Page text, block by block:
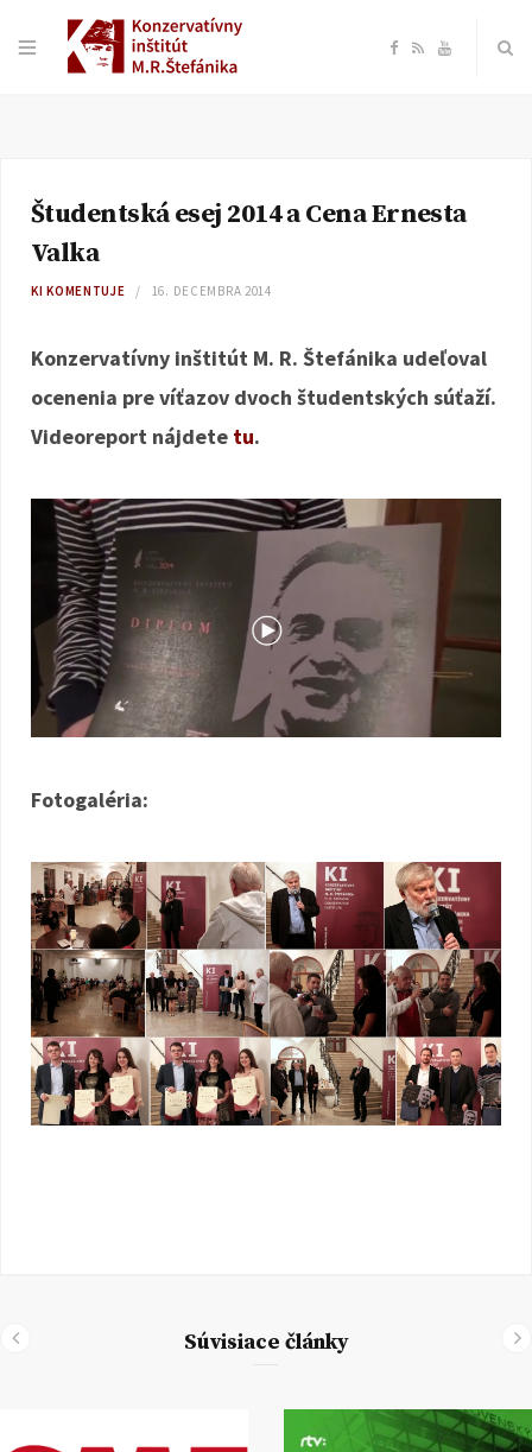
F
e
o
R Y
T
e
Študentská esej 2014 a Cena Ernesta
Valka
KI KOMENTUJE 16. DECEMBRA 2014
Konzervatívny inštitút M. R. Štefánika udeľoval
ocenenia pre víťazov dvoch študentských súťaží.
Videoreport nájdete tu.
Fotogaléria:
Súvisiace články